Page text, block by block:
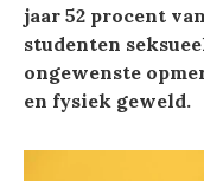
jaar 52 procent
studenten
ongewenste
en fysiek geweld.